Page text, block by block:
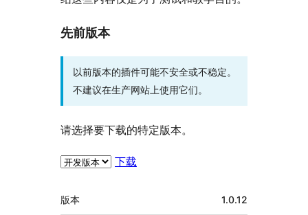
先前版本
以前版本的插件可能不安全或不稳定。
不建议在生产网站上使用它们。
请选择要下载的特定版本。
下载
额
版本 1.0.12